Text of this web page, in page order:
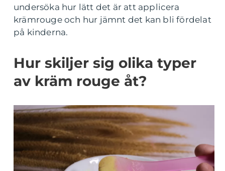
undersöka hur lätt det är att applicera
krämrouge och hur jämnt det kan bli fördelat
på kinderna.
Hur skiljer sig olika typer
av kräm rouge åt?